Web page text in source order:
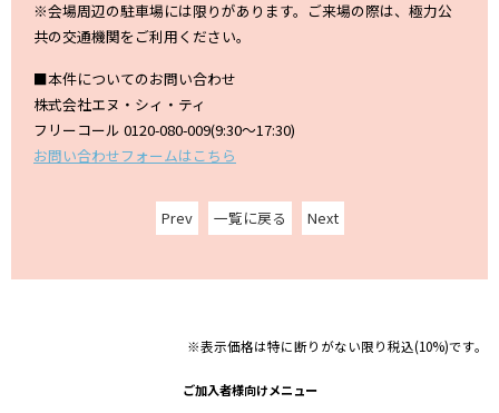
※会場周辺の駐車場には限りがあります。ご来場の際は、極力公
共の交通機関をご利用ください。
■本件についてのお問い合わせ
株式会社エヌ・シィ・ティ
フリーコール 0120-080-009(9:30～17:30)
お問い合わせフォームはこちら
Prev 一覧に戻る Next
※表示価格は特に断りがない限り税込(10%)です。
ご加入者様向けメニュー